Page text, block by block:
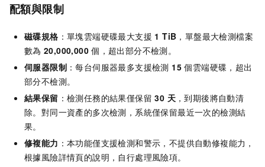
配額與限制
磁碟規格 ：單塊雲端硬碟最大支援 1 TiB ，單盤最大檢測檔案
數為 20,000,000 個，超出部分不檢測。
伺服器限制 ：每台伺服器最多支援檢測 15 個雲端硬碟，超出
部分不檢測。
結果保留 ：檢測任務的結果僅保留30 天 ，到期後將自動清
除。對同一資產的多次檢測，系統僅保留最近一次的檢測結
果。
修複能力 ：本功能僅支援檢測和警示，不提供自動修複能力，
根據風險詳情頁的說明，自行處理風險項。